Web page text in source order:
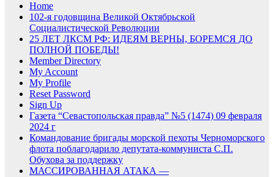
Home
102-я годовщина Великой Октябрьской
Социалистической Революции
25 ЛЕТ ЛКСМ РФ: ИДЕЯМ ВЕРНЫ, БОРЕМСЯ ДО
ПОЛНОЙ ПОБЕДЫ!
Member Directory
My Account
My Profile
Reset Password
Sign Up
Газета “Севастопольская правда” №5 (1474) 09 февраля
2024 г
Командование бригады морской пехоты Черноморского
флота поблагодарило депутата-коммуниста С.П.
Обухова за поддержку
МАССИРОВАННАЯ АТАКА —